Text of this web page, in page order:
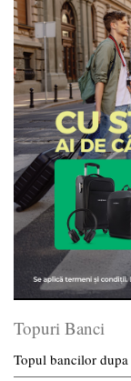
Topuri Banci
Topul bancilor